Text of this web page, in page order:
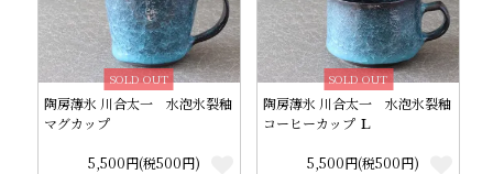
SOLD OUT
陶房薄氷 川合太一 水泡氷裂釉
マグカップ
5,500円(税500円)
SOLD OUT
陶房薄氷 川合太一 水泡氷裂釉
コーヒーカップ Ｌ
5,500円(税500円)